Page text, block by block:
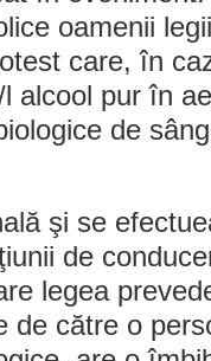
oamenii
care, în
alcool pur în
de
şi se
de
legea
de către o